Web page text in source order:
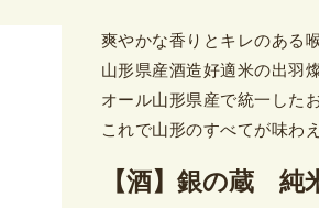
爽やかな香りとキレのある
山形県産酒造好適米の出羽
オール山形県産で統一したお
これで山形のすべてが味わ
【酒】銀の蔵